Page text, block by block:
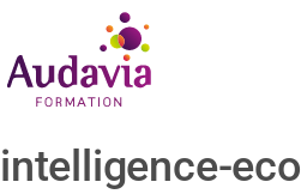
intelligence-eco